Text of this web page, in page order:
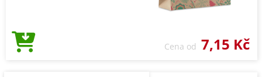
Cena od 7,15 Kč